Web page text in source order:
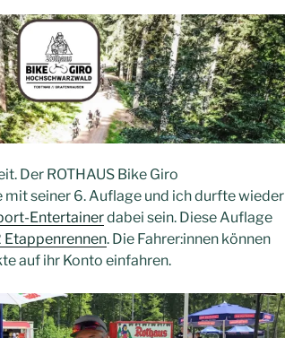
Der ROTHAUS Bike Giro
seiner 6. Auflage und ich durfte wieder
Entertainerdabei sein. Diese Auflage
Etappenrennen. Die Fahrer:innen können
auf ihr Konto einfahren.